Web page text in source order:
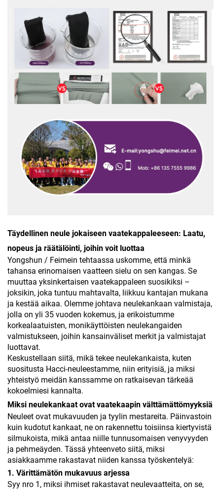
Täydellinen neule jokaiseen vaatekappaleeseen: Laatu,
nopeus ja räätälöinti, joihin voit luottaa
Yongshun / Feimein tehtaassa uskomme, että minkä
tahansa erinomaisen vaatteen sielu on sen kangas. Se
muuttaa yksinkertaisen vaatekappaleen suosikiksi –
joksikin, joka tuntuu mahtavalta, liikkuu kantajan mukana
ja kestää aikaa. Olemme johtava neulekankaan valmistaja,
jolla on yli 35 vuoden kokemus, ja erikoistumme
korkealaatuisten, monikäyttöisten neulekangaiden
valmistukseen, joihin kansainväliset merkit ja valmistajat
luottavat.
Keskustellaan siitä, mikä tekee neulekankaista, kuten
suositusta Hacci-neuleestamme, niin erityisiä, ja miksi
yhteistyö meidän kanssamme on ratkaisevan tärkeää
kokoelmiesi kannalta.
Miksi neulekankaat ovat vaatekaapin välttämättömyyksiä
Neuleet ovat mukavuuden ja tyylin mestareita. Päinvastoin
kuin kudotut kankaat, ne on rakennettu toisiinsa kiertyvistä
silmukoista, mikä antaa niille tunnusomaisen venyvyyden
ja pehmeäyden. Tässä yhteenveto siitä, miksi
asiakkaamme rakastavat niiden kanssa työskentelyä:
1. Värittämätön mukavuus arjessa
Syy nro 1, miksi ihmiset rakastavat neulevaatteita, on se,